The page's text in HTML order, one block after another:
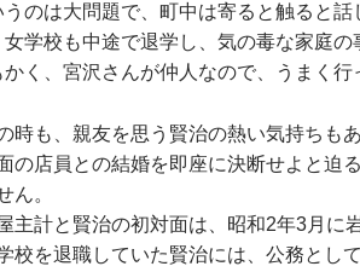
のは大問題で、町中は寄ると触ると
学校も中途で退学し、気の毒な家庭
く、宮沢さんが仲人なので、うまく行
も、親友を思う賢治の熱い気持ちも
の店員との結婚を即座に決断せよと迫
ん。
計と賢治の初対面は、昭和2年3月に
校を退職していた賢治には、公務とし